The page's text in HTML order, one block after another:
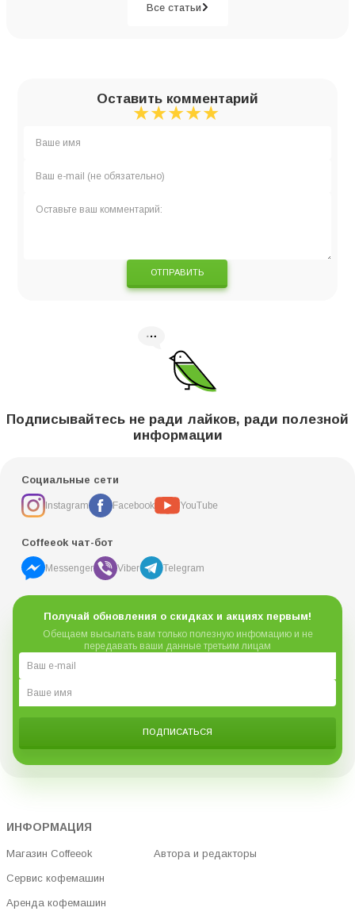
Все статьи
Оставить комментарий
★
★★
★★★
★★★★
★★★★★
ОТПРАВИТЬ
Подписывайтесь не ради лайков, ради полезной
информации
Социальные сети
Instagram Facebook YouTube
Coffeeok чат-бот
Messenger Viber Telegram
Получай обновления о скидках и акциях первым!
Обещаем высылать вам только полезную инфомацию и не
передавать ваши данные третьим лицам
ПОДПИСАТЬСЯ
ИНФОРМАЦИЯ
Магазин Coffeeok
Сервис кофемашин
Аренда кофемашин
Автора и редакторы